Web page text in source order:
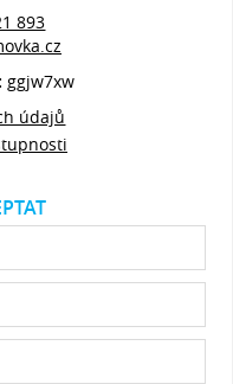
893
ggjw7xw
údajů